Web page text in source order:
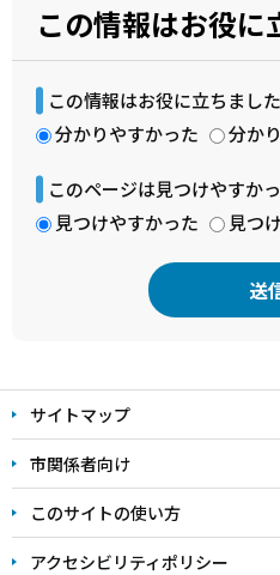
この情報はお役に
この情報はお役に立ちまし
分かりやすかった
分か
このページは見つけやすか
見つけやすかった
見つ
文
こ
こ
ま
で
サイトマップ
市関係者向け
このサイトの使い方
アクセシビリティポリシー